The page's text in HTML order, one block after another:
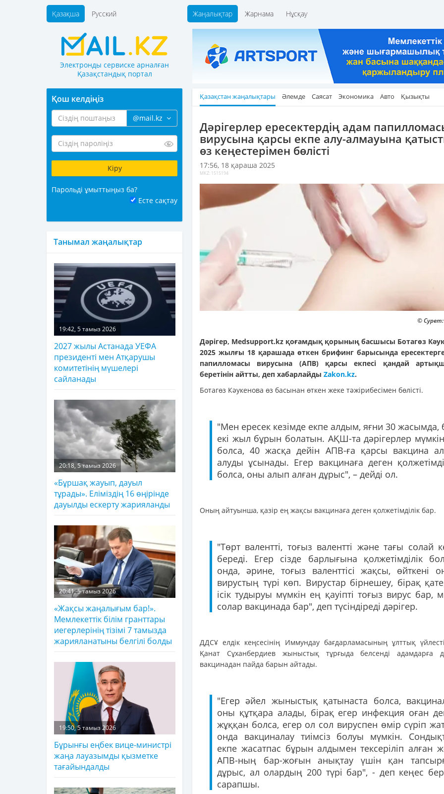
Жаңалықтар Жарнама Нұсқау
Қазақша Русский
Электронды сервиске арналған
Қазақстандық портал
Қазақстан жаңалықтары Әлемде Саясат Экономика Авто Қызықты
Дәрігерлер ересектердің адам
вирусына қарсы екпе алу-алмауына
өз кеңестерімен бөлісті
17:56, 18 қараша 2025
MKZ: 1515194
©
Дәрігер, Medsupport.kz қоғамдық қорының басшысы Ботагөз
2025 жылғы 18 қарашада өткен брифинг барысында
папилломасы вирусына (АПВ) қарсы екпесі қандай
беретінін айтты, деп хабарлайды Zakon.kz.
Ботагөз Кәукенова өз басынан өткен жеке тәжірибесімен бөлісті.
"Мен ересек кезімде екпе алдым, яғни 30 жасымда,
екі жыл бұрын болатын. АҚШ-та дәрігерлер
болса, 40 жасқа дейін АПВ-ға қарсы вакцина
алуды ұсынады. Егер вакцинаға деген
болса, оны алып алған дұрыс", – дейді ол.
Оның айтуынша, қазір ең жақсы вакцинаға деген қолжетімділік бар.
"Төрт валентті, тоғыз валентті және тағы солай
береді. Егер сізде барлығына қолжетімділік
онда, әрине, тоғыз валенттісі жақсы, өйткені
вирустың түрі көп. Вирустар бірнешеу, бірақ
ісік тудыруы мүмкін ең қауіпті тоғыз вирус бар,
солар вакцинада бар", деп түсіндіреді дәрігер.
ДДСҰ елдік кеңсесінің Иммундау бағдарламасының ұлттық
Қанат Сұханбердиев жыныстық тұрғыда белсенді адамдарға
вакцинадан пайда барын айтады.
"Егер әйел жыныстық қатынаста болса,
оны құтқара алады, бірақ егер инфекция оған
жұққан болса, егер ол сол вируспен өмір сүріп
онда вакциналау тиімсіз болуы мүмкін.
екпе жасатпас бұрын алдымен тексеріліп алған
АПВ-ның бар-жоғын анықтау үшін қан
дұрыс, ал олардың 200 түрі бар", - деп кеңес
сарапшы.
Қош келдіңіз
@mail.kz
Парольді ұмыттыңыз ба?
Есте сақтау
Танымал жаңалықтар
19:42, 5 тамыз 2026
2027 жылы Астанада УЕФА
президенті мен Атқарушы
комитетінің мүшелері
сайланады
20:18, 5 тамыз 2026
«Бұршақ жауып, дауыл
тұрады». Еліміздің 16 өңірінде
дауылды ескерту жарияланды
20:41, 5 тамыз 2026
«Жақсы жаңалығым бар!».
Мемлекеттік білім гранттары
иегерлерінің тізімі 7 тамызда
жарияланатыны белгілі болды
19:50, 5 тамыз 2026
Бұрынғы еңбек вице-министрі
жаңа лауазымды қызметке
тағайындалды